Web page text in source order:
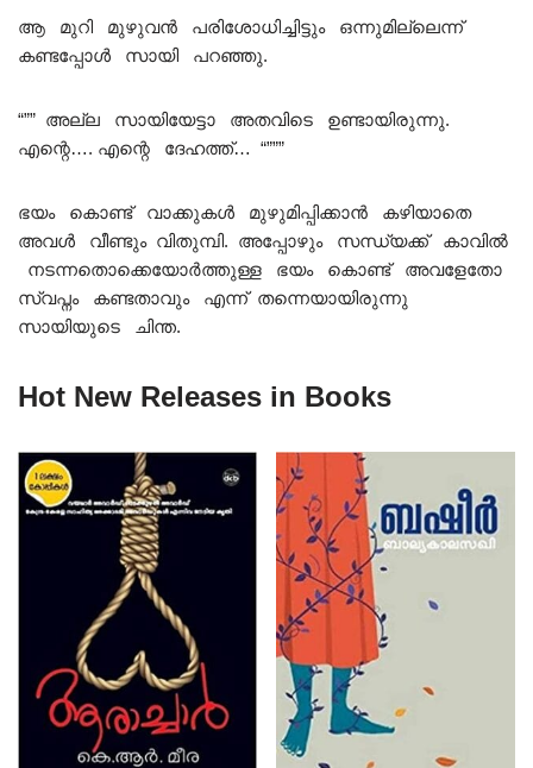
ആ മുറി മുഴുവൻ പരിശോധിച്ചിട്ടും ഒന്നുമില്ലെന്ന്
കണ്ടപ്പോൾ സായി പറഞ്ഞു.
“”” അല്ല സായിയേട്ടാ അതവിടെ ഉണ്ടായിരുന്നു.
എന്റെ…. എന്റെ ദേഹത്ത്… “”””
ഭയം കൊണ്ട് വാക്കുകൾ മുഴുമിപ്പിക്കാൻ കഴിയാതെ
അവൾ വീണ്ടും വിതുമ്പി. അപ്പോഴും സന്ധ്യക്ക് കാവിൽ
നടന്നതൊക്കെയോർത്തുള്ള ഭയം കൊണ്ട് അവളേതോ
സ്വപ്നം കണ്ടതാവും എന്ന് തന്നെയായിരുന്നു
സായിയുടെ ചിന്ത.
Hot New Releases in Books